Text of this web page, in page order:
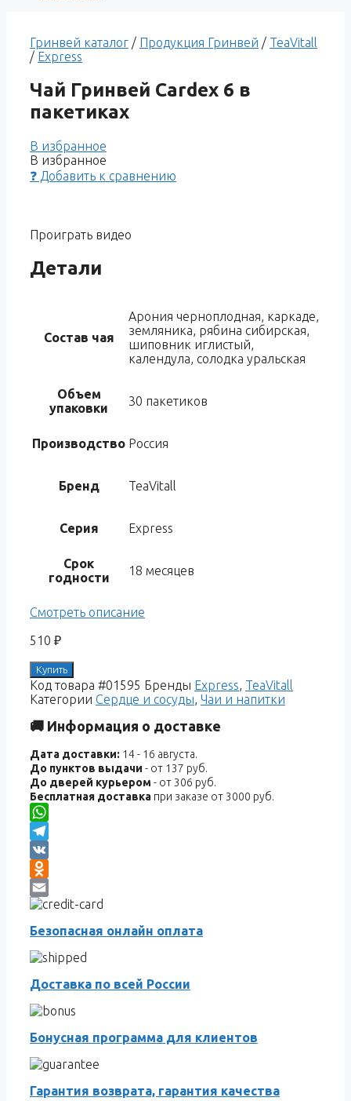
Гринвей каталог / Продукция Гринвей / TeaVitall
/ Express
Чай Гринвей Cardex 6 в
пакетиках
В избранное
В избранное
❓ Добавить к сравнению
Проиграть видео
Детали
Состав чая
Арония черноплодная, каркаде,
земляника, рябина сибирская,
шиповник иглистый,
календула, солодка уральская
Объем
упаковки
30 пакетиков
Производство Россия
Бренд TeaVitall
Серия Express
Срок
годности
18 месяцев
Смотреть описание
510 ₽
Купить
Код товара #01595 Бренды Express, TeaVitall
Категории Сердце и сосуды, Чаи и напитки
🚚 Информация о доставке
Дата доставки: 14 - 16 августа.
До пунктов выдачи - от 137 руб.
До дверей курьером - от 306 руб.
Бесплатная доставка при заказе от 3000 руб.
WhatsApp
Telegram
VK
Odnoklassniki
Email
Безопасная онлайн оплата
Доставка по всей России
Бонусная программа для клиентов
Гарантия возврата, гарантия качества